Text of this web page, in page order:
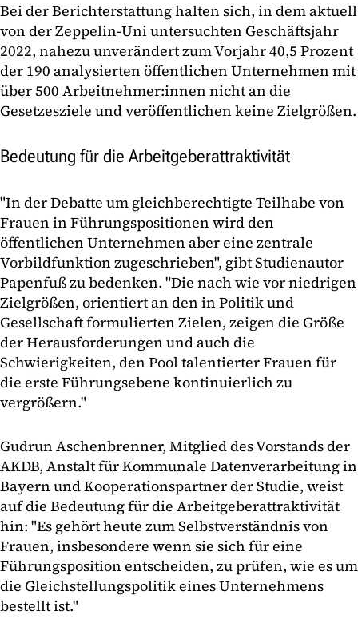
Bei der Berichterstattung halten sich, in dem aktuell
von der Zeppelin-Uni untersuchten Geschäftsjahr
2022, nahezu unverändert zum Vorjahr 40,5 Prozent
der 190 analysierten öffentlichen Unternehmen mit
über 500 Arbeitnehmer:innen nicht an die
Gesetzesziele und veröffentlichen keine Zielgrößen.
Bedeutung für die Arbeitgeberattraktivität
"In der Debatte um gleichberechtigte Teilhabe von
Frauen in Führungspositionen wird den
öffentlichen Unternehmen aber eine zentrale
Vorbildfunktion zugeschrieben", gibt Studienautor
Papenfuß zu bedenken. "Die nach wie vor niedrigen
Zielgrößen, orientiert an den in Politik und
Gesellschaft formulierten Zielen, zeigen die Größe
der Herausforderungen und auch die
Schwierigkeiten, den Pool talentierter Frauen für
die erste Führungsebene kontinuierlich zu
vergrößern."
Gudrun Aschenbrenner, Mitglied des Vorstands der
AKDB, Anstalt für Kommunale Datenverarbeitung in
Bayern und Kooperationspartner der Studie, weist
auf die Bedeutung für die Arbeitgeberattraktivität
hin: "Es gehört heute zum Selbstverständnis von
Frauen, insbesondere wenn sie sich für eine
Führungsposition entscheiden, zu prüfen, wie es um
die Gleichstellungspolitik eines Unternehmens
bestellt ist."